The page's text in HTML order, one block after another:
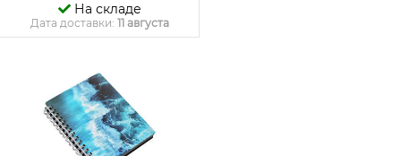
На складе
Дата доставки: 11 августа